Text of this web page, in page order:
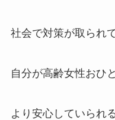
社会で対策が取られ
自分が高齢女性おひ
より安心していられ